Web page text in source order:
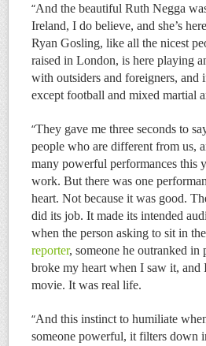
“And the beautiful Ruth Negga
Ireland, I do believe, and she’s
Ryan Gosling, like all the nicest
raised in London, is here playing
with outsiders and foreigners,
except football and mixed martial
“They gave me three seconds to
people who are different from us,
many powerful performances this
work. But there was one
heart. Not because it was good.
did its job. It made its intended
when the person asking to sit in
reporter, someone he outranked
broke my heart when I saw it, and
movie. It was real life.
“And this instinct to humiliate
someone powerful, it filters down